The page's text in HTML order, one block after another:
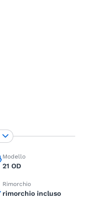
Modello
21 OD
Rimorchio
rimorchio incluso